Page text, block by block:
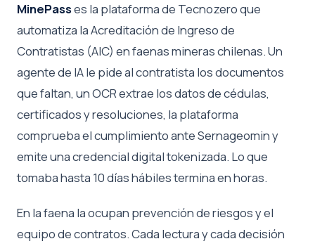
MinePasses la plataforma de Tecnozero que
automatiza la Acreditación de Ingreso de
Contratistas (AIC) en faenas mineras chilenas. Un
agente de IA le pide al contratista los documentos
que faltan, un OCR extrae los datos de cédulas,
certificados y resoluciones, la plataforma
comprueba el cumplimiento ante Sernageomin y
emite una credencial digital tokenizada. Lo que
tomaba hasta 10 días hábiles termina en horas.
En la faena la ocupan prevención de riesgos y el
equipo de contratos. Cada lectura y cada decisión